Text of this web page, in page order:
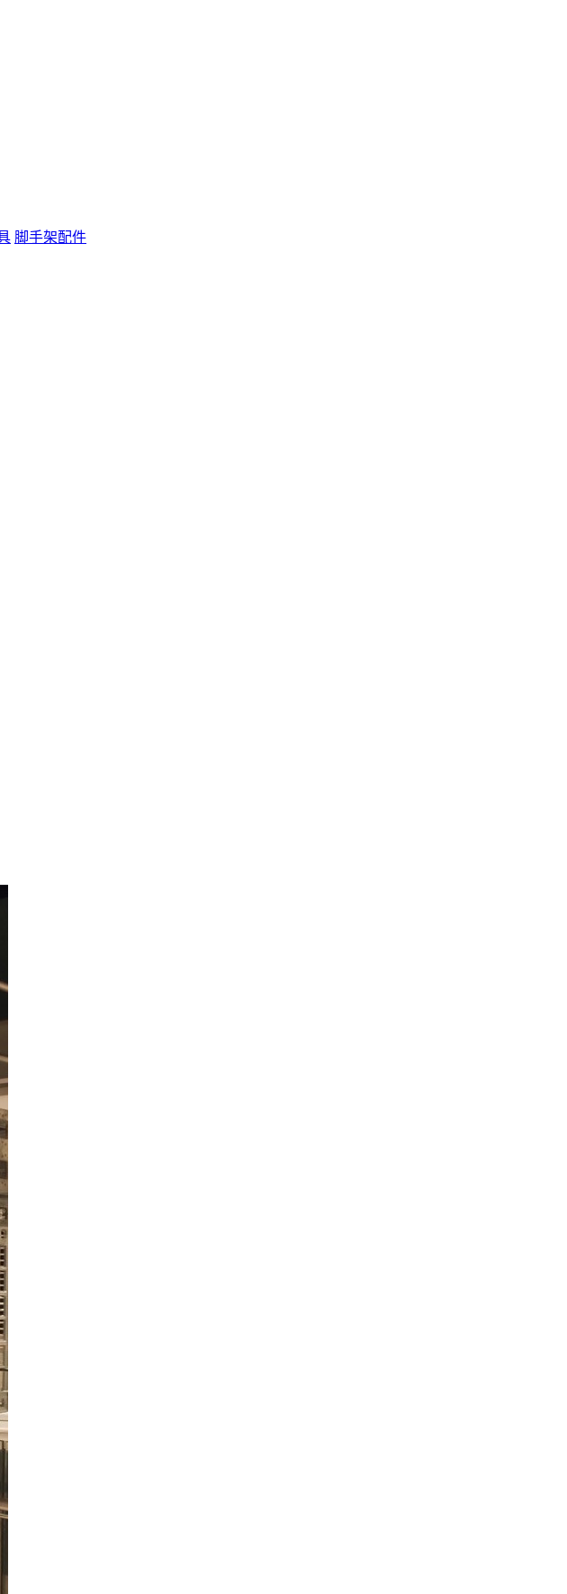
脚手架配件